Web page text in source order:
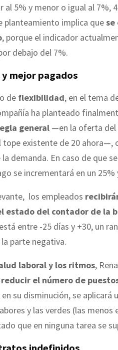
al 5% y menor o igual al 7%,
planteamiento implica quese
, porque el indicador
debajo del 7%.
mejor pagados
de flexibilidad, en el tema
ha planteado
general —en la oferta del
tope existente de 20 ahora—,
demanda. En caso de que
se incrementará en un 25%
los empleados
estado del contador de la
entre -25 días y +30, un
parte negativa.
laboral y los ritmos,
reducir el número de
su disminución, se
y las verdes (las
que en ninguna tarea se